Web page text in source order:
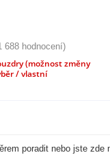
688 hodnocení)
(možnost změny
/ vlastní
poradit nebo jste zde